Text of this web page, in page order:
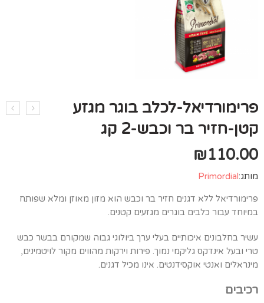
פרימורדיאל-לכלב בוגר מגזע
קטן-חזיר בר וכבש-2 קג
₪110.00
מותג: Primordial
פרימורדיאל ללא דגנים חזיר בר וכבש הוא מזון מאוזן ומלא שפותח
במיוחד עבור כלבים בוגרים מגזעים קטנים.
עשיר בחלבונים איכותיים בעלי ערך ביולוגי גבוה שמקורם בבשר כבש
טרי ובעל אינדקס גליקמי נמוך. פירות וירקות מהווים מקור לויטמינים,
מינראלים ואנטי אוקסידנטים. אינו מכיל דגנים.
רכיבים